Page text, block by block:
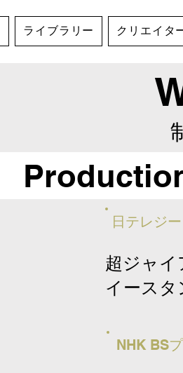
ライブラリー クリエイタ
日テレジ
超ジャイ
イースタ
NHK BS